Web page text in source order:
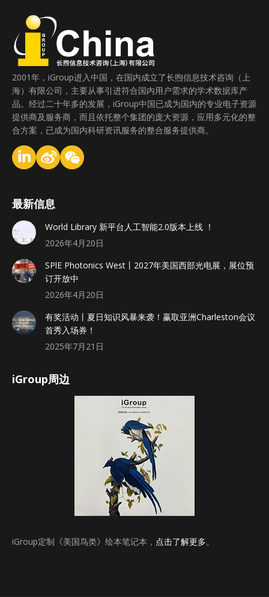
2001年，iGroup进入中国，在国内成立了长煦信息技术咨询（上
海）有限公司，主要从事引进符合国内用户需求的学术数据库产
品。经过二十年多的发展，iGroup中国已成为国内的专业电子资源
提供商及服务商，而且依托整个集团的庞大资源，应用多元化的整
合方案，已成为国内科研资讯服务的整合服务提供商。
最新信息
World Library 新平台人工智能2.0版本上线 ！
2026年4月20日
SPlE Photonics West丨2027年美国西部光电展，展位预
订开放中
2026年4月20日
有奖活动丨夏日知识风暴来袭！赢取亚洲Charleston会议
首秀入场券！
2025年7月21日
iGroup周边
iGroup定制《美国鸟类》绘本笔记本， 点击了解更多。